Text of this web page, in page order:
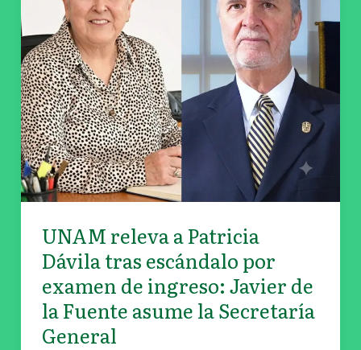
UNAM releva a Patricia
Dávila tras escándalo por
examen de ingreso: Javier de
la Fuente asume la Secretaría
General
Patricia
Dávila
tras
escándalo
por
examen
de
ingreso:
Javier
de
la
Fuente
asume
la
Secretaría
General